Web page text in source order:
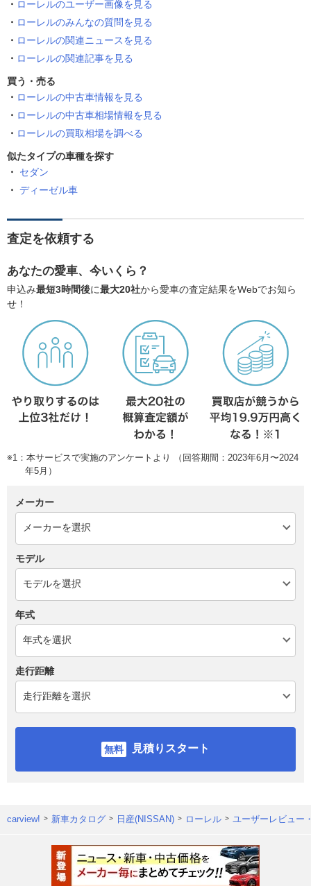
ローレルのユーザー画像を見る
ローレルのみんなの質問を見る
ローレルの関連ニュースを見る
ローレルの関連記事を見る
買う・売る
ローレルの中古車情報を見る
ローレルの中古車相場情報を見る
ローレルの買取相場を調べる
似たタイプの車種を探す
セダン
ディーゼル車
査定を依頼する
あなたの愛車、今いくら？
申込み最短3時間後に最大20社から愛車の査定結果をWebでお知ら
せ！
※1：本サービスで実施のアンケートより （回答期間：2023年6月〜2024
年5月）
メーカー
モデル
年式
走行距離
見積りスタート
carview! 新車カタログ 日産(NISSAN) ローレル ユーザーレビュー